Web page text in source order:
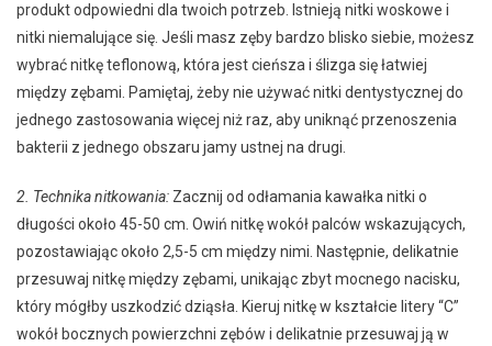
produkt odpowiedni dla twoich potrzeb. Istnieją nitki woskowe i
nitki niemalujące się. Jeśli masz zęby bardzo blisko siebie, możesz
wybrać nitkę teflonową, która jest cieńsza i ślizga się łatwiej
między zębami. Pamiętaj, żeby nie używać nitki dentystycznej do
jednego zastosowania więcej niż raz, aby uniknąć przenoszenia
bakterii z jednego obszaru jamy ustnej na drugi.
2. Technika nitkowania: Zacznij od odłamania kawałka nitki o
długości około 45-50 cm. Owiń nitkę wokół palców wskazujących,
pozostawiając około 2,5-5 cm między nimi. Następnie, delikatnie
przesuwaj nitkę między zębami, unikając zbyt mocnego nacisku,
który mógłby uszkodzić dziąsła. Kieruj nitkę w kształcie litery “C”
wokół bocznych powierzchni zębów i delikatnie przesuwaj ją w